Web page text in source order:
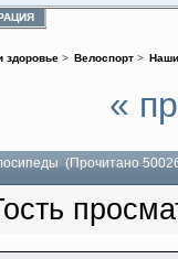
здоровье> Велоспорт>
«
(Прочитано